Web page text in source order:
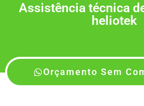
Assistência técnica
heliotek
Orçamento Sem